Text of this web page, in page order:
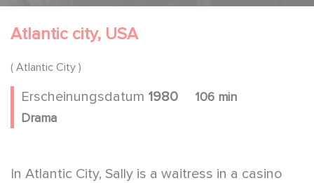
Atlantic city, USA
( Atlantic City )
Erscheinungsdatum 1980
106 min
Drama
In Atlantic City, Sally is a waitress in a casino